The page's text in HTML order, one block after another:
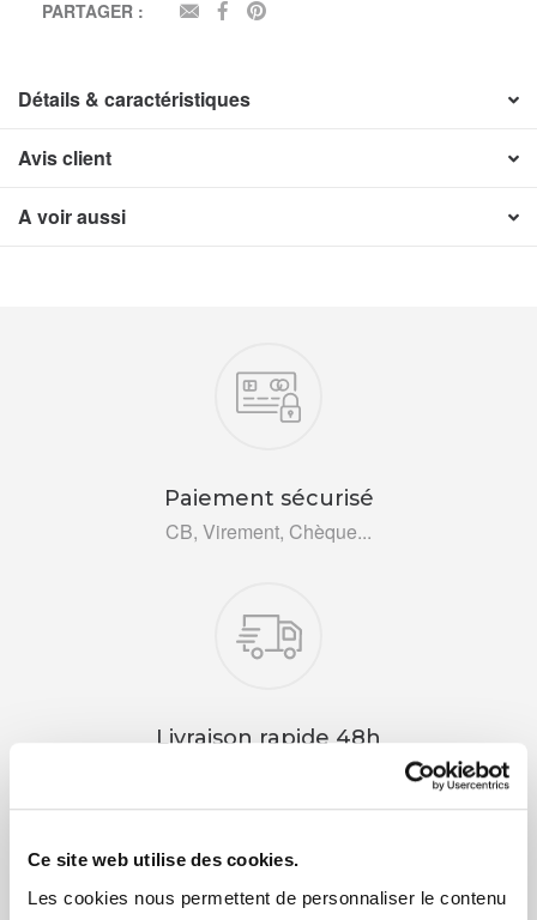
Ce site web utilise des cookies.
Les cookies nous permettent de personnaliser le contenu
PARTAGER : EMAILFACEBOOK
Détails & caractéristiques
Avis client
A voir aussi
Paiement sécurisé
CB, Virement, Chèque...
Livraison rapide 48h